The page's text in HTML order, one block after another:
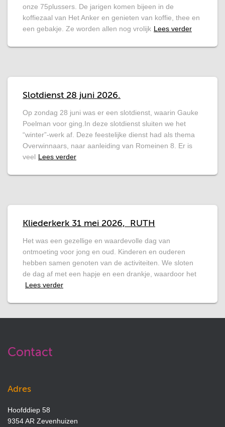
onze 75plussers. De jarigen komen bijeen in de
koffiezaal van Het Anker en genieten van koffie, thee en
een gebakje. Ze worden allen nog vrolijk Lees verder
Slotdienst 28 juni 2026.
Op zondag 28 juni was er een slotdienst, waarin Gauke
Poelman voor ging.In deze slotdienst sluiten we het
“winter”-werk af. Deze feestelijke dienst had als thema
Overwinnaars, naar aanleiding van Romeinen 8. Er is
veel Lees verder
Kliederkerk 31 mei 2026, RUTH
Het was een gezellige en waardevolle dag van
ontmoeting voor jong en oud. Kinderen en ouderen
hebben samen genoten van de activiteiten. We sloten
de dag af met een hapje en een drankje, waardoor het
Lees verder
Contact
Adres
Hoofddiep 58
9354 AR Zevenhuizen